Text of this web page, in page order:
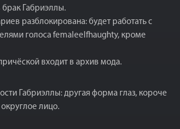
брак Габриэллы.
разблокирована: будет работать с
голоса femaleelfhaughty, кроме
входит в архив мода.
Габриэллы: другая форма глаз, короче
лицо.